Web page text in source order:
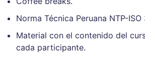
Norma Técnica Peruana NTP-ISO
Material con el contenido del
cada participante.